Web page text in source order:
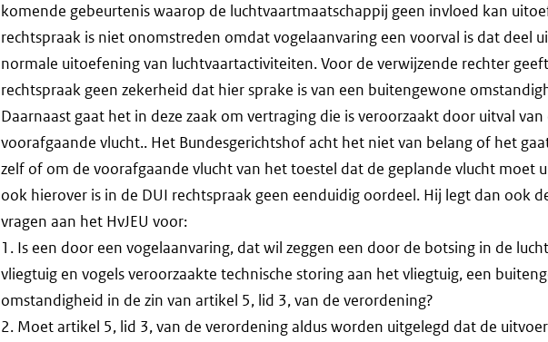
komende gebeurtenis waarop de luchtvaartmaatschappij geen invloed kan
rechtspraak is niet onomstreden omdat vogelaanvaring een voorval is dat deel
normale uitoefening van luchtvaartactiviteiten. Voor de verwijzende rechter
rechtspraak geen zekerheid dat hier sprake is van een buitengewone
Daarnaast gaat het in deze zaak om vertraging die is veroorzaakt door uitval van
voorafgaande vlucht.. Het Bundesgerichtshof acht het niet van belang of het
zelf of om de voorafgaande vlucht van het toestel dat de geplande vlucht moet
ook hierover is in de DUI rechtspraak geen eenduidig oordeel. Hij legt dan ook
vragen aan het HvJEU voor:
1. Is een door een vogelaanvaring, dat wil zeggen een door de botsing in de
vliegtuig en vogels veroorzaakte technische storing aan het vliegtuig, een
omstandigheid in de zin van artikel 5, lid 3, van de verordening?
2. Moet artikel 5, lid 3, van de verordening aldus worden uitgelegd dat de